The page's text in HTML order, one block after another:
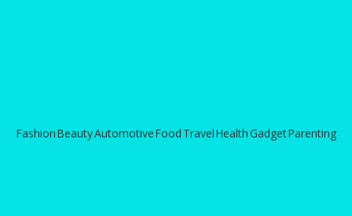
FashionBeautyAutomotiveFood TravelHealth GadgetParenting